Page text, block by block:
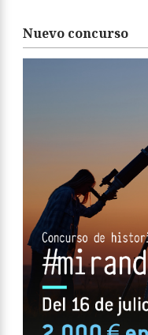
Nuevo concurso